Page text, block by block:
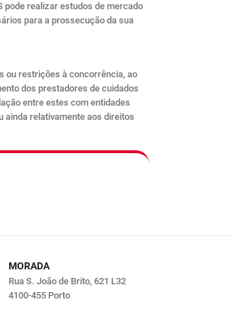
pode realizar estudos de mercado
para a prossecução da sua
ou restrições à concorrência, ao
dos prestadores de cuidados
entre estes com entidades
ainda relativamente aos direitos
MORADA
Rua S. João de Brito, 621 L32
4100-455 Porto